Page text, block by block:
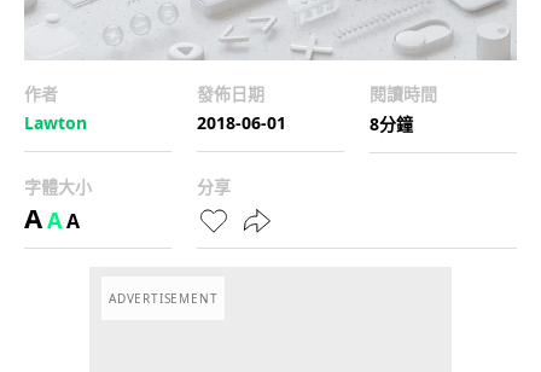
作者
Lawton
發佈日期
2018-06-01
閱讀時間
8分鐘
字體大小
AAA
分享
ADVERTISEMENT